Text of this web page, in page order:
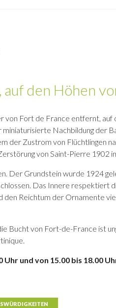
den Höhen
von Fort de France entfernt, auf
Nachbildung der
der Zustrom von Flüchtlingen
von Saint-Pierre 1902
Der Grundstein wurde 1924
Das Innere respektiert
Reichtum der Ornamente
Bucht von Fort-de-France ist
und von 15.00 bis 18.00